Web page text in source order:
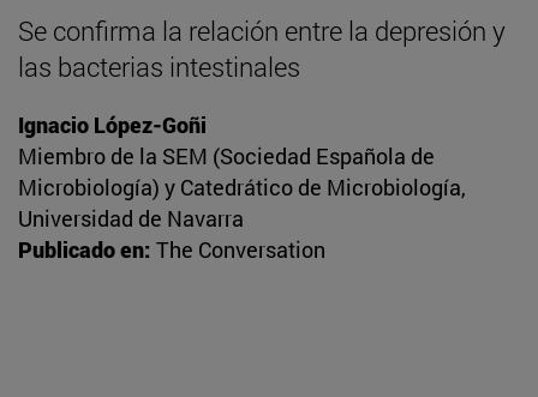
Se confirma la relación entre la depresión y
las bacterias intestinales
Ignacio López-Goñi
Miembro de la SEM (Sociedad Española de
Microbiología) y Catedrático de Microbiología,
Universidad de Navarra
Publicado en: The Conversation